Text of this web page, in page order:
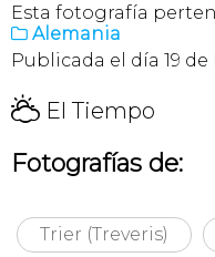
Esta fotografía
 Alemania
Publicada el día 19 de
H El Tiempo
Fotografías de:
Trier (Treveris)